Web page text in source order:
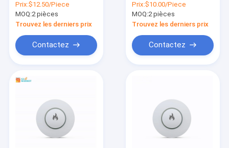
numérique
télécommande
détecteur de fuite
capteur de gaz
détecteur de fuite de
gaz
Prix:$12.50/Piece
MOQ:2 pièces
Trouvez les derniers prix
Contactez
prise US/UK/EU garde
de sécurité à
domicile détecteur
d'alarme de gaz
domestique à
distance fuite S
Prix:$10.00/Piece
MOQ:2 pièces
Trouvez les derniers prix
Contactez